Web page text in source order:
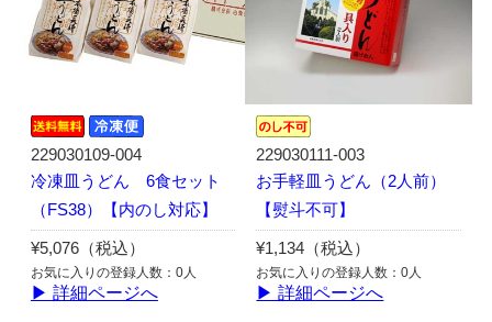
229030109-004
冷凍皿うどん 6食セット
（FS38）【内のし対応】
¥5,076（税込）
お気に入りの登録人数：0人
▶ 詳細ページへ
229030111-003
お手軽皿うどん（2人前）
【熨斗不可】
¥1,134（税込）
お気に入りの登録人数：0人
▶ 詳細ページへ